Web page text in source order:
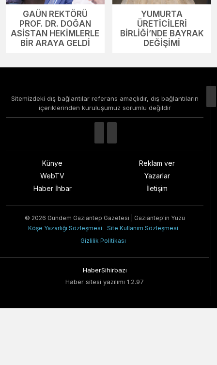
GAÜN REKTÖRÜ
PROF. DR. DOĞAN
ASİSTAN HEKİMLERLE
BİR ARAYA GELDİ
YUMURTA
ÜRETİCİLERİ
BİRLİĞİ’NDE BAYRAK
DEĞİŞİMİ
Sitemizdeki dış bağlantılar referans amaçlıdır, dış bağlantıların
içeriklerinden kuruluşumuz sorumlu değildir
Künye
WebTV
Haber İhbar
Reklam ver
Yazarlar
İletişim
© 2026 Gündem Gaziantep Gazetesi | Gaziantep'in Yüzü
Köşe Yazarlığı Sözleşmesi
Site Kullanım Sözleşmesi
Gizlilik Politikası
HaberSihirbazı
Haber sitesi yazılımı 1.2.97